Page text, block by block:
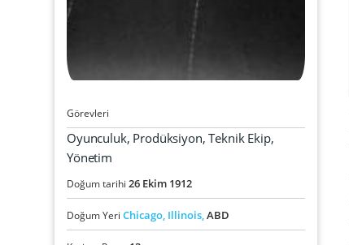
Görevleri
Oyunculuk, Prodüksiyon, Teknik Ekip,
Yönetim
Doğum tarihi 26 Ekim 1912
Doğum Yeri Chicago, Illinois, ABD